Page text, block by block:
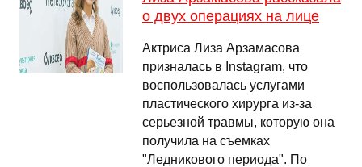
о двух операциях на лице
Актриса Лиза Арзамасова
призналась в Instagram, что
воспользовалась услугами
пластического хирурга из-за
серьезной травмы, которую она
получила на съемках
"Ледникового периода". По